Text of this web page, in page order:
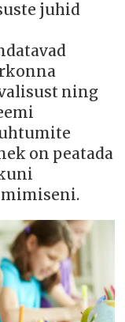
juhid
ning
on peatada